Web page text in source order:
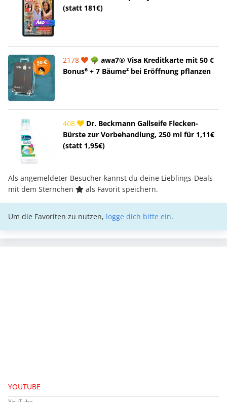
(statt 181€)
2178
🌳 awa7® Visa Kreditkarte mit 50 €
Bonus⁶ + 7 Bäume² bei Eröffnung pflanzen
408
Dr. Beckmann Gallseife Flecken-
Bürste zur Vorbehandlung, 250 ml für 1,11€
(statt 1,95€)
Als angemeldeter Besucher kannst du deine Lieblings-Deals
mit dem Sternchen
als Favorit speichern.
Um die Favoriten zu nutzen, logge dich bitte ein.
YOUTUBE